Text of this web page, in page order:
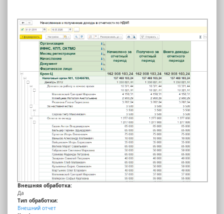
Внешняя обработка:
Да
Тип обработки:
Внешний отчет